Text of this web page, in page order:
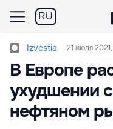
RU
Izvestia 21 июля
В Европе
ухудшении
нефтяном